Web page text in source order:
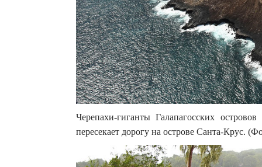
Черепахи-гиганты Галапагосских
пересекает дорогу на острове Санта-Крус.